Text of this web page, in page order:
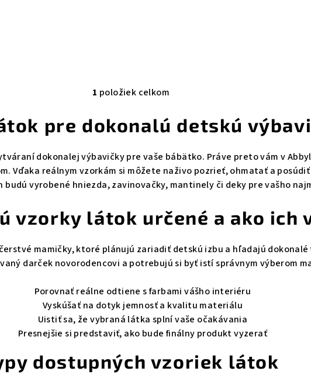
O
l
d
a
i
p
r
k
y
v
p
1 položiek celkom
pre dokonalú detskú
dokonalej výbavičky pre vaše bábätko. Práve preto vám v
Vďaka reálnym vzorkám si môžete naživo pozrieť, ohmatať a
vyrobené hniezda, zavinovačky, mantinely či deky pre vašho
vzorky látok určené a ako ich
mamičky, ktoré plánujú zariadiť detskú izbu a hľadajú
darček novorodencovi a potrebujú si byť istí správnym výberom
Porovnať reálne odtiene s farbami vášho interiéru
Vyskúšať na dotyk jemnosť a kvalitu materiálu
Uistiť sa, že vybraná látka splní vaše očakávania
Presnejšie si predstaviť, ako bude finálny produkt vyzerať
dostupných vzoriek látok